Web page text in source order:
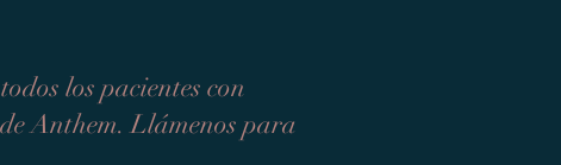
los pacientes con
Anthem. Llámenos para